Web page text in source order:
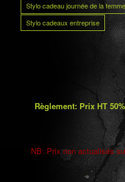
Stylo cadeau journée de la femme
Stylo cadeaux entreprise
Règlement: Prix HT
NB: Prix non actualisés